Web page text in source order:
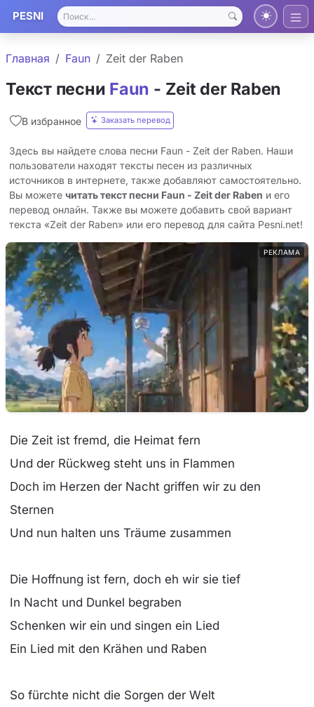
PESNI
Главная Faun Zeit der Raben
Текст песни Faun - Zeit der Raben
В избранное Заказать перевод
Здесь вы найдете слова песни Faun - Zeit der Raben. Наши
пользователи находят тексты песен из различных
источников в интернете, также добавляют самостоятельно.
Вы можете читать текст песни Faun - Zeit der Raben и его
перевод онлайн. Также вы можете добавить свой вариант
текста «Zeit der Raben» или его перевод для сайта Pesni.net!
РЕКЛАМА
Die Zeit ist fremd, die Heimat fern
Und der Rückweg steht uns in Flammen
Doch im Herzen der Nacht griffen wir zu den
Sternen
Und nun halten uns Träume zusammen
Die Hoffnung ist fern, doch eh wir sie tief
In Nacht und Dunkel begraben
Schenken wir ein und singen ein Lied
Ein Lied mit den Krähen und Raben
So fürchte nicht die Sorgen der Wеlt